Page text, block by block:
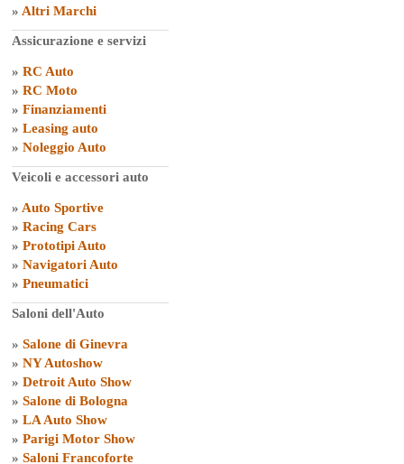
» Altri Marchi
Assicurazione e servizi
» RC Auto
» RC Moto
» Finanziamenti
» Leasing auto
» Noleggio Auto
Veicoli e accessori auto
» Auto Sportive
» Racing Cars
» Prototipi Auto
» Navigatori Auto
» Pneumatici
Saloni dell'Auto
» Salone di Ginevra
» NY Autoshow
» Detroit Auto Show
» Salone di Bologna
» LA Auto Show
» Parigi Motor Show
» Saloni Francoforte